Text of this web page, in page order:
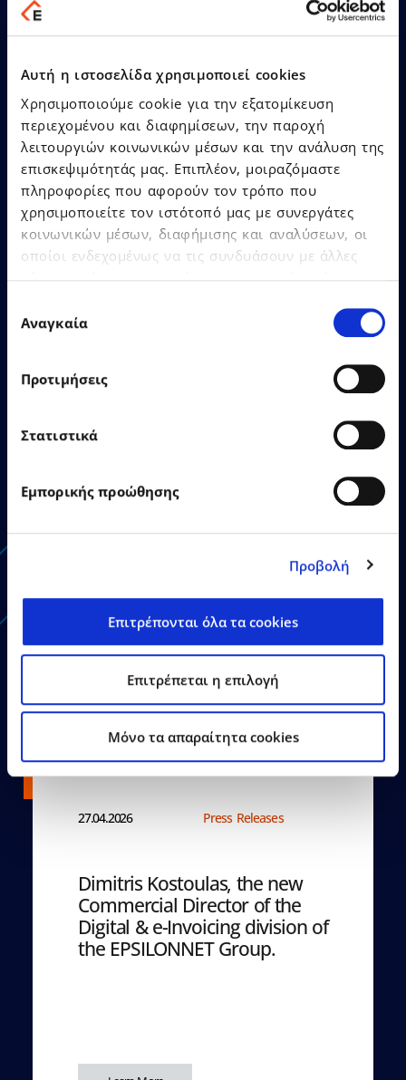
Αυτή η ιστοσελίδα χρησιμοποιεί cookies
Χρησιμοποιούμε cookie για την εξατομίκευση
περιεχομένου και διαφημίσεων, την παροχή
λειτουργιών κοινωνικών μέσων και την ανάλυση της
επισκεψιμότητάς μας. Επιπλέον, μοιραζόμαστε
πληροφορίες που αφορούν τον τρόπο που
χρησιμοποιείτε τον ιστότοπό μας με συνεργάτες
κοινωνικών μέσων, διαφήμισης και αναλύσεων, οι
οποίοι ενδεχομένως να τις συνδυάσουν με άλλες
σας χρήση των υπηρεσιών τους.
συγκατάθεσης
Αναγκαία
Προτιμήσεις
Στατιστικά
Εμπορικής προώθησης
Προβολή
Επιτρέπονται όλα τα cookies
Επιτρέπεται η επιλογή
Mόνο τα απαραίτητα cookies
Learn More
highlights EPSILONNET
in AI as Gold Sponsor of the
Agentic AI Conference
27.04.2026 Press Releases
Dimitris Kostoulas, the new
Commercial Director of the
Digital & e-Invoicing division of
the EPSILONNET Group.